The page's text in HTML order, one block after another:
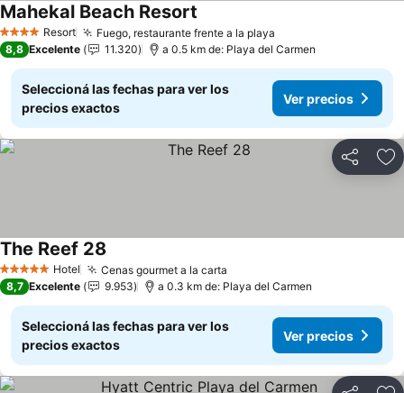
4 EstrellasResort Fuego, restaurante frente a la playa
Mahekal Beach Resort
8,8 Excelente 11.320 a 0.5 km de: Playa del Carmen
Seleccioná las fechas para ver los
precios exactos
Ver precios
Compartir
5 Estrellas Hotel Cenas gourmet a la carta
The Reef 28
8,7 Excelente 9.953 a 0.3 km de: Playa del Carmen
Seleccioná las fechas para ver los
precios exactos
Ver precios